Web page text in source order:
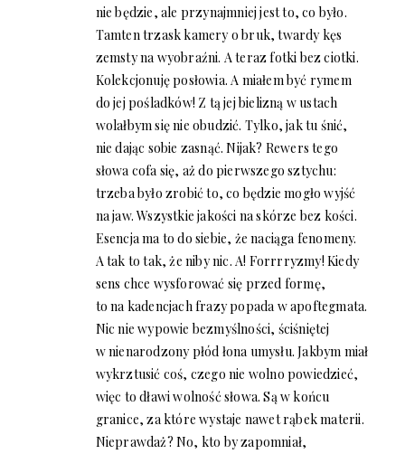
nie będzie, ale przynajmniej jest to, co było.
Tamten trzask kamery o bruk, twardy kęs
zemsty na wyobraźni. A teraz fotki bez ciotki.
Kolekcjonuję posłowia. A miałem być rymem
do jej pośladków! Z tą jej bielizną w ustach
wolałbym się nie obudzić. Tylko, jak tu śnić,
nie dając sobie zasnąć. Nijak? Rewers tego
słowa cofa się, aż do pierwszego sztychu:
trzeba było zrobić to, co będzie mogło wyjść
na jaw. Wszystkie jakości na skórze bez kości.
Esencja ma to do siebie, że naciąga fenomeny.
A tak to tak, że niby nic. A! Forrrryzmy! Kiedy
sens chce wysforować się przed formę,
to na kadencjach frazy popada w apoftegmata.
Nic nie wypowie bezmyślności, ściśniętej
w nienarodzony płód łona umysłu. Jakbym miał
wykrztusić coś, czego nie wolno powiedzieć,
więc to dławi wolność słowa. Są w końcu
granice, za które wystaje nawet rąbek materii.
Nieprawdaż? No, kto by zapomniał,